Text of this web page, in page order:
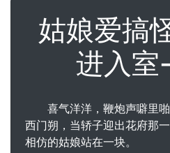
姑娘爱搞
进入室
喜气洋洋，鞭炮声噼里啪
西门朔，当轿子迎出花府那
相仿的姑娘站在一块。